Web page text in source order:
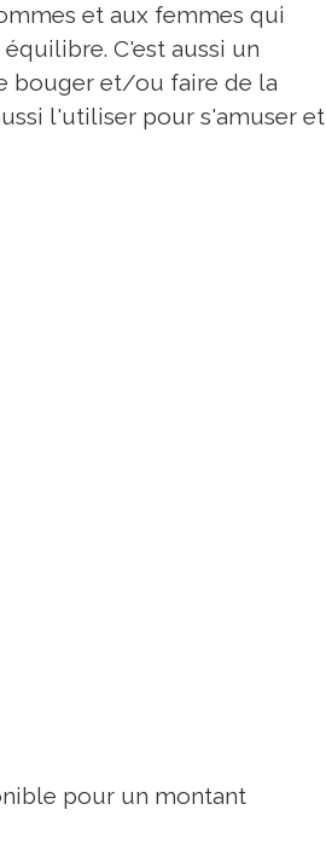
et aux femmes qui
C'est aussi un
bouger et/ou faire de la
l'utiliser pour s'amuser et
pour un montant